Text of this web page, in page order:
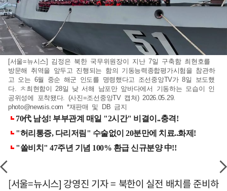
[서울=뉴시스] 김정은 북한 국무위원장이 지난 7일 구축함 최현호를
방문해 취역을 앞두고 진행되는 함의 기동능력종합평가시험을 참관하
고 오는 6월 중순 해군 인도를 명령했다고 조선중앙TV가 8일 보도했
다. ㅊ최현함이 28일 낮 서해 남포만 앞바다에서 기동하는 모습이 인
공위성에 포착됐다. (사진=조선중앙TV 캡쳐) 2026.05.29.
photo@newsis.com *재판매 및 DB 금지
[서울=뉴시스] 강영진 기자 = 북한이 실전 배치를 준비하